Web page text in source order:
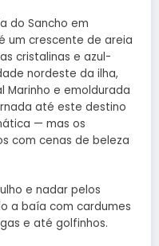
do Sancho em
um crescente de areia
cristalinas e azul-
nordeste da ilha,
Marinho e emoldurada
até este destino
— mas os
​​com cenas de beleza
e nadar pelos
a baía com cardumes
e até golfinhos.